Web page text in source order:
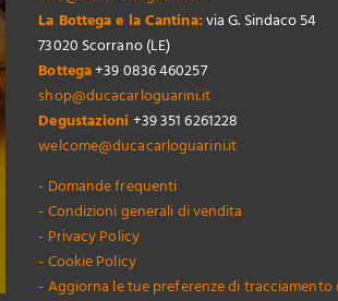
La Bottega e la Cantina:via G. Sindaco 54
73020 Scorrano (LE)
Bottega+39 0836 460257
shop@ducacarloguarini.it
Degustazioni +39 351 6261228
welcome@ducacarloguarini.it
- Domande frequenti
- Condizioni generali di vendita
- Privacy Policy
- Cookie Policy
- Aggiorna le tue preferenze di tracciamento